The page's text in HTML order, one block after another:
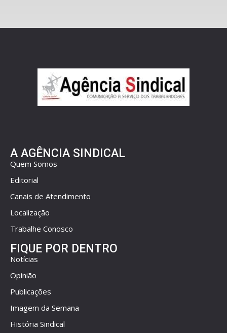
A AGÊNCIA SINDICAL
Quem Somos
Editorial
Canais de Atendimento
Localização
Trabalhe Conosco
FIQUE POR DENTRO
Notícias
Opinião
Publicações
Imagem da Semana
História Sindical